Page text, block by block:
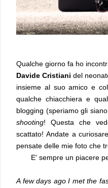
Qualche giorno fa ho
Davide Cristiani del
insieme al suo amico e
qualche chiacchiera e
blogging (speriamo gli
shooting! Questa che
scattato! Andate a
pensate delle mie foto che
E' sempre un piacere
A few days ago I met the